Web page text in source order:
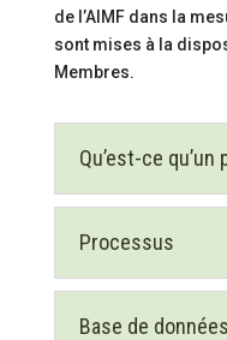
de l’AIMF dans la
sont mises à la
Membres.
Qu’est-ce qu’un
Processus
Base de données